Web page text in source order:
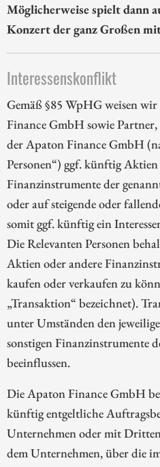
Möglicherweise spielt dann
Konzert der ganz Großen
Interessenskonflikt
Gemäß §85 WpHG weisen
Finance GmbH sowie
der Apaton Finance GmbH
Personen“) ggf. künftig
Finanzinstrumente der
oder auf steigende oder
somit ggf. künftig ein
Die Relevanten Personen
Aktien oder andere
kaufen oder verkaufen zu
„Transaktion“ bezeichnet).
unter Umständen den
sonstigen Finanzinstrumente
beeinflussen.
Die Apaton Finance GmbH
künftig entgeltliche
Unternehmen oder mit
dem Unternehmen, über die